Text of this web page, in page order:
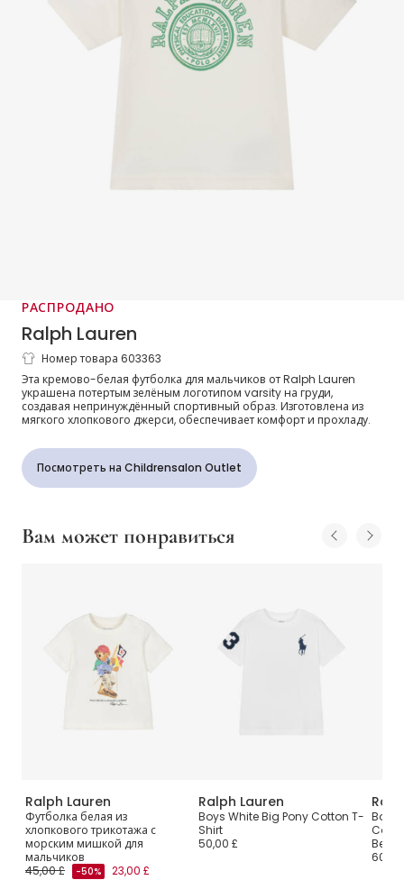
РАСПРОДАНО
Ralph Lauren
Футболка белая из хлопка с логотипом
varsity для мальчиков
Номер товара 603363
Эта кремово-белая футболка для мальчиков от Ralph Lauren
украшена потертым зелёным логотипом varsity на груди,
создавая непринуждённый спортивный образ. Изготовлена из
мягкого хлопкового джерси, обеспечивает комфорт и прохладу.
Посмотреть на Childrensalon Outlet
Вам может понравиться
Ralph Lauren
Футболка белая из
хлопкового трикотажа с
морским мишкой для
мальчиков
45,00 £
-50% 23,00 £
Ralph Lauren
Boys White Big Pony Cotton T-
Shirt
50,00 £
Boys
Bear
60,00